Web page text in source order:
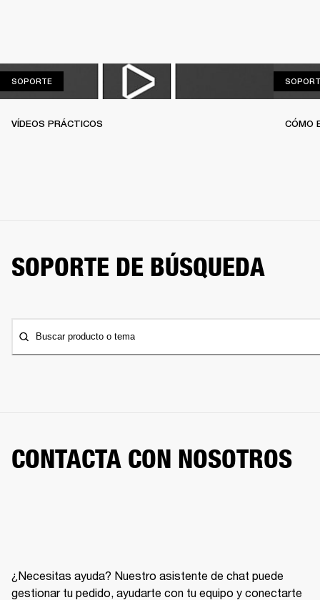
SOPORTESOPORTE
VÍDEOS PRÁCTICOS CÓMO
SOPORTE DE BÚSQUEDA
Buscar producto o tema
CONTACTA CON NOSOTROS
¿Necesitas ayuda? Nuestro asistente de chat puede
gestionar tu pedido, ayudarte con tu equipo y conectarte